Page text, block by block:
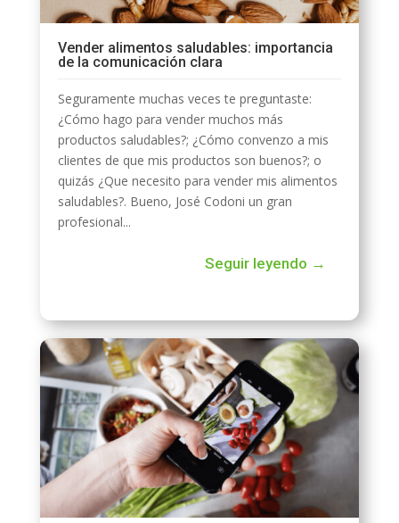
Vender alimentos saludables: importancia
de la comunicación clara
Seguramente muchas veces te preguntaste:
¿Cómo hago para vender muchos más
productos saludables?; ¿Cómo convenzo a mis
clientes de que mis productos son buenos?; o
quizás ¿Que necesito para vender mis alimentos
saludables?. Bueno, José Codoni un gran
profesional...
Seguir leyendo →